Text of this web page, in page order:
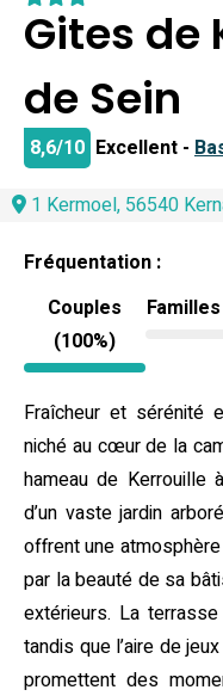
Gites de
de Sein
8,6/10 Excellent -
1 Kermoel, 56540
Fréquentation :
Couples
(100%)
Fraîcheur et sérénité
niché au cœur de la
hameau de Kerrouille
d’un vaste jardin
offrent une
par la beauté de sa
extérieurs. La
tandis que l’aire de
promettent des